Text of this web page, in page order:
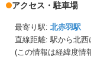
アクセス・駐車場
最寄り駅: 北赤羽駅
直線距離: 駅から北西
(この情報は経緯度情